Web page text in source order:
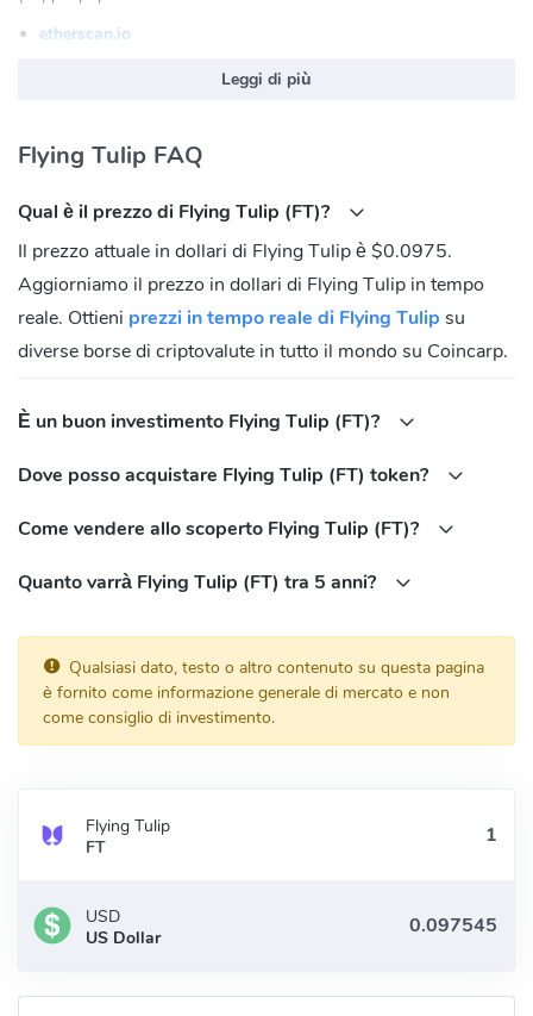
etherscan.io
Flying Tulip (FT) Sito Ufficiale:https://flyingtulip.com/
Twitter: https://twitter.com/flyingtulip_
Telegram:https://t.me/flyingtulipann
Qual è l'indirizzo del contratto di Flying Tulip
(FT)?
0x5DD1A7A369e8273371d2DBf9d83356057088082c
Leggi di più
Flying Tulip FAQ
Qual è il prezzo di Flying Tulip (FT)?
Il prezzo attuale in dollari di Flying Tulip è $0.0975.
Aggiorniamo il prezzo in dollari di Flying Tulip in tempo
reale. Ottieni prezzi in tempo reale di Flying Tulip su
diverse borse di criptovalute in tutto il mondo su Coincarp.
È un buon investimento Flying Tulip (FT)?
Dove posso acquistare Flying Tulip (FT) token?
Come vendere allo scoperto Flying Tulip (FT)?
Quanto varrà Flying Tulip (FT) tra 5 anni?
Qualsiasi dato, testo o altro contenuto su questa pagina
è fornito come informazione generale di mercato e non
come consiglio di investimento.
Flying Tulip
FT
USD
US Dollar